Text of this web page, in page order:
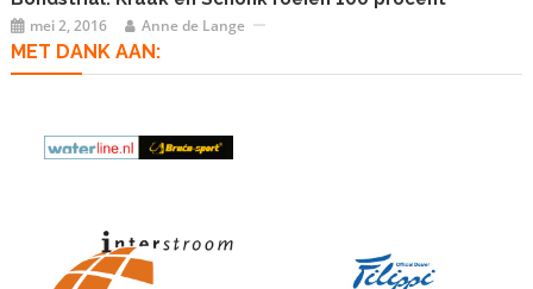
mei 2, 2016 Anne de Lange
MET DANK AAN: